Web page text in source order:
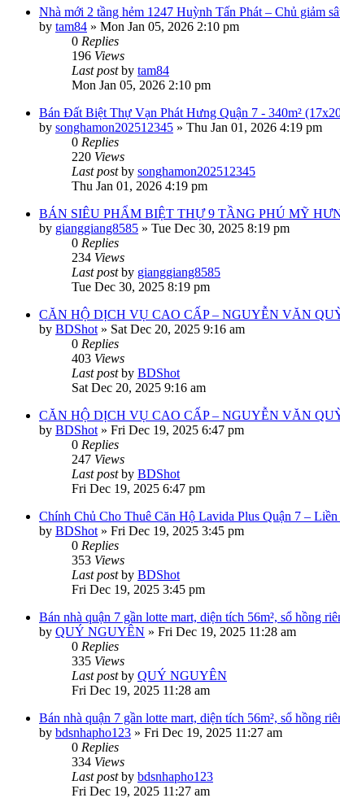
Nhà mới 2 tầng hẻm 1247 Huỳnh Tấn Phát – Chủ giảm
by tam84 » Mon Jan 05, 2026 2:10 pm
0 Replies
196 Views
Last postby tam84
Mon Jan 05, 2026 2:10 pm
Bán Đất Biệt Thự Vạn Phát Hưng Quận 7 - 340m²
by songhamon202512345 » Thu Jan 01, 2026 4:19 pm
0 Replies
220 Views
Last postby songhamon202512345
Thu Jan 01, 2026 4:19 pm
BÁN SIÊU PHẨM BIỆT THỰ 9 TẦNG PHÚ MỸ
by gianggiang8585 » Tue Dec 30, 2025 8:19 pm
0 Replies
234 Views
Last postby gianggiang8585
Tue Dec 30, 2025 8:19 pm
CĂN HỘ DỊCH VỤ CAO CẤP – NGUYỄN VĂN
by BDShot » Sat Dec 20, 2025 9:16 am
0 Replies
403 Views
Last postby BDShot
Sat Dec 20, 2025 9:16 am
CĂN HỘ DỊCH VỤ CAO CẤP – NGUYỄN VĂN
by BDShot » Fri Dec 19, 2025 6:47 pm
0 Replies
247 Views
Last postby BDShot
Fri Dec 19, 2025 6:47 pm
Chính Chủ Cho Thuê Căn Hộ Lavida Plus Quận 7 –
by BDShot » Fri Dec 19, 2025 3:45 pm
0 Replies
353 Views
Last postby BDShot
Fri Dec 19, 2025 3:45 pm
Bán nhà quận 7 gần lotte mart, diện tích 56m², sổ hồng
by QUÝ NGUYÊN » Fri Dec 19, 2025 11:28 am
0 Replies
335 Views
Last postby QUÝ NGUYÊN
Fri Dec 19, 2025 11:28 am
Bán nhà quận 7 gần lotte mart, diện tích 56m², sổ hồng
by bdsnhapho123 » Fri Dec 19, 2025 11:27 am
0 Replies
334 Views
Last postby bdsnhapho123
Fri Dec 19, 2025 11:27 am